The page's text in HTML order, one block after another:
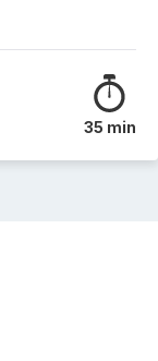
35 min